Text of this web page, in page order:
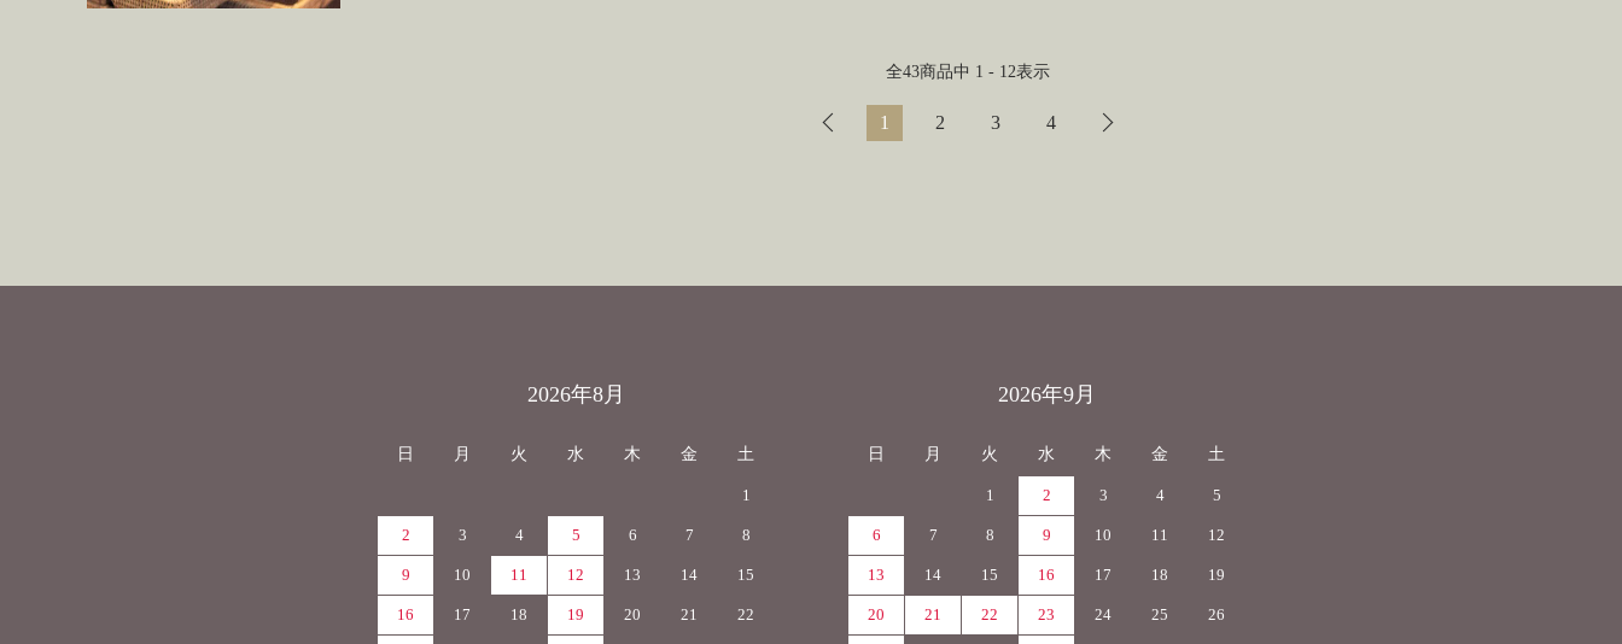
全43商品中 1 - 12表示
1 2 3 4
2026年8月
日 月 火 水 木 金 土
1
2 3 4 5 6 7 8
9 10 11 12 13 14 15
16 17 18 19 20 21 22
2026年9月
日 月 火 水 木 金 土
1 2 3 4 5
6 7 8 9 10 11 12
13 14 15 16 17 18 19
20 21 22 23 24 25 26